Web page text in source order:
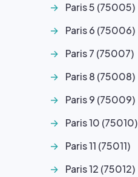
Paris 5 (75005)
Paris 6 (75006)
Paris 7 (75007)
Paris 8 (75008)
Paris 9 (75009)
Paris 10 (75010)
Paris 11 (75011)
Paris 12 (75012)